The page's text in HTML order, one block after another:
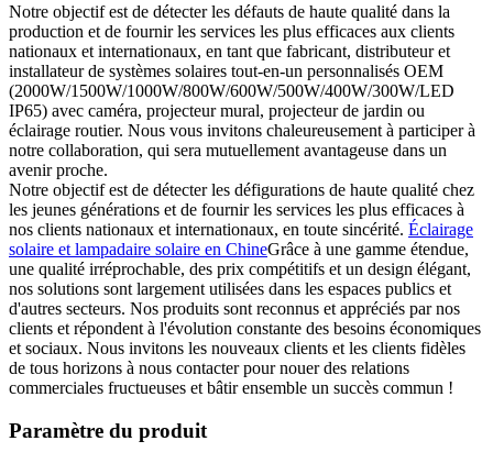
Notre objectif est de détecter les défauts de haute qualité dans la
production et de fournir les services les plus efficaces aux clients
nationaux et internationaux, en tant que fabricant, distributeur et
installateur de systèmes solaires tout-en-un personnalisés OEM
(2000W/1500W/1000W/800W/600W/500W/400W/300W/LED
IP65) avec caméra, projecteur mural, projecteur de jardin ou
éclairage routier. Nous vous invitons chaleureusement à participer à
notre collaboration, qui sera mutuellement avantageuse dans un
avenir proche.
Notre objectif est de détecter les défigurations de haute qualité chez
les jeunes générations et de fournir les services les plus efficaces à
nos clients nationaux et internationaux, en toute sincérité. Éclairage
solaire et lampadaire solaire en ChineGrâce à une gamme étendue,
une qualité irréprochable, des prix compétitifs et un design élégant,
nos solutions sont largement utilisées dans les espaces publics et
d'autres secteurs. Nos produits sont reconnus et appréciés par nos
clients et répondent à l'évolution constante des besoins économiques
et sociaux. Nous invitons les nouveaux clients et les clients fidèles
de tous horizons à nous contacter pour nouer des relations
commerciales fructueuses et bâtir ensemble un succès commun !
Paramètre du produit